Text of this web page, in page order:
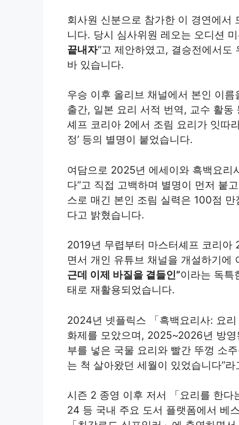
회사원 신분으로 참가한 이 경연에서
니다. 당시 심사위원 레오는 오디션
끝내자“고 제안하였고, 결승전에서도
바 있습니다.
우승 이후 올리브 채널에서 본인 이
출간, 일본 요리 서적 번역, 교수 활동
셰프 코리아 2에서 조림 요리가 잇따라
정’ 등의 별명이 붙었습니다.
여담으로 2025년 에세이와 흑백요리
다”고 직접 고백하며 별명이 먼저 붙
스로 매긴 본인 조림 실력은 100점
다고 밝혔습니다.
2019년 무렵부터 마스터셰프 코리아
면서 개인 유튜브 채널을 개설하기에
근데 이제 바질을 곁들인”이라는 독특
태로 재활용되었습니다.
2024년 넷플릭스 「흑백요리사: 요
화제를 모았으며, 2025~2026년 방
부를 넣은 국물 요리와 빨간 뚜껑 소
는 척 살아왔던 세월이 있었습니다”
시즌 2 종영 이후 저서 「요리를 한
24 등 국내 주요 도서 플랫폼에서 베